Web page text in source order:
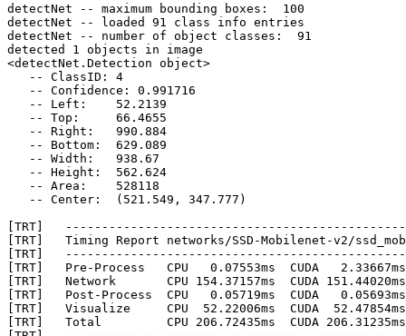
detectNet -- maximum bounding boxes:  100
detectNet -- loaded 91 class info entries
detectNet -- number of object classes:  91
detected 1 objects in image
<detectNet.Detection object>
   -- ClassID: 4
   -- Confidence: 0.991716
   -- Left:    52.2139
   -- Top:     66.4655
   -- Right:   990.884
   -- Bottom:  629.089
   -- Width:   938.67
   -- Height:  562.624
   -- Area:    528118
   -- Center:  (521.549, 347.777)
[TRT]
[TRT]   Timing Report networks/SSD-Mobilenet-v2/
[TRT]
[TRT]   Pre-Process   CPU   0.07553ms  CUDA   2.33667ms
[TRT]   Network       CPU 154.37157ms  CUDA 151.44020ms
[TRT]   Post-Process  CPU   0.05719ms  CUDA   0.05693ms
[TRT]   Visualize     CPU  52.22006ms  CUDA  52.47854ms
[TRT]   Total         CPU 206.72435ms  CUDA 206.31235ms